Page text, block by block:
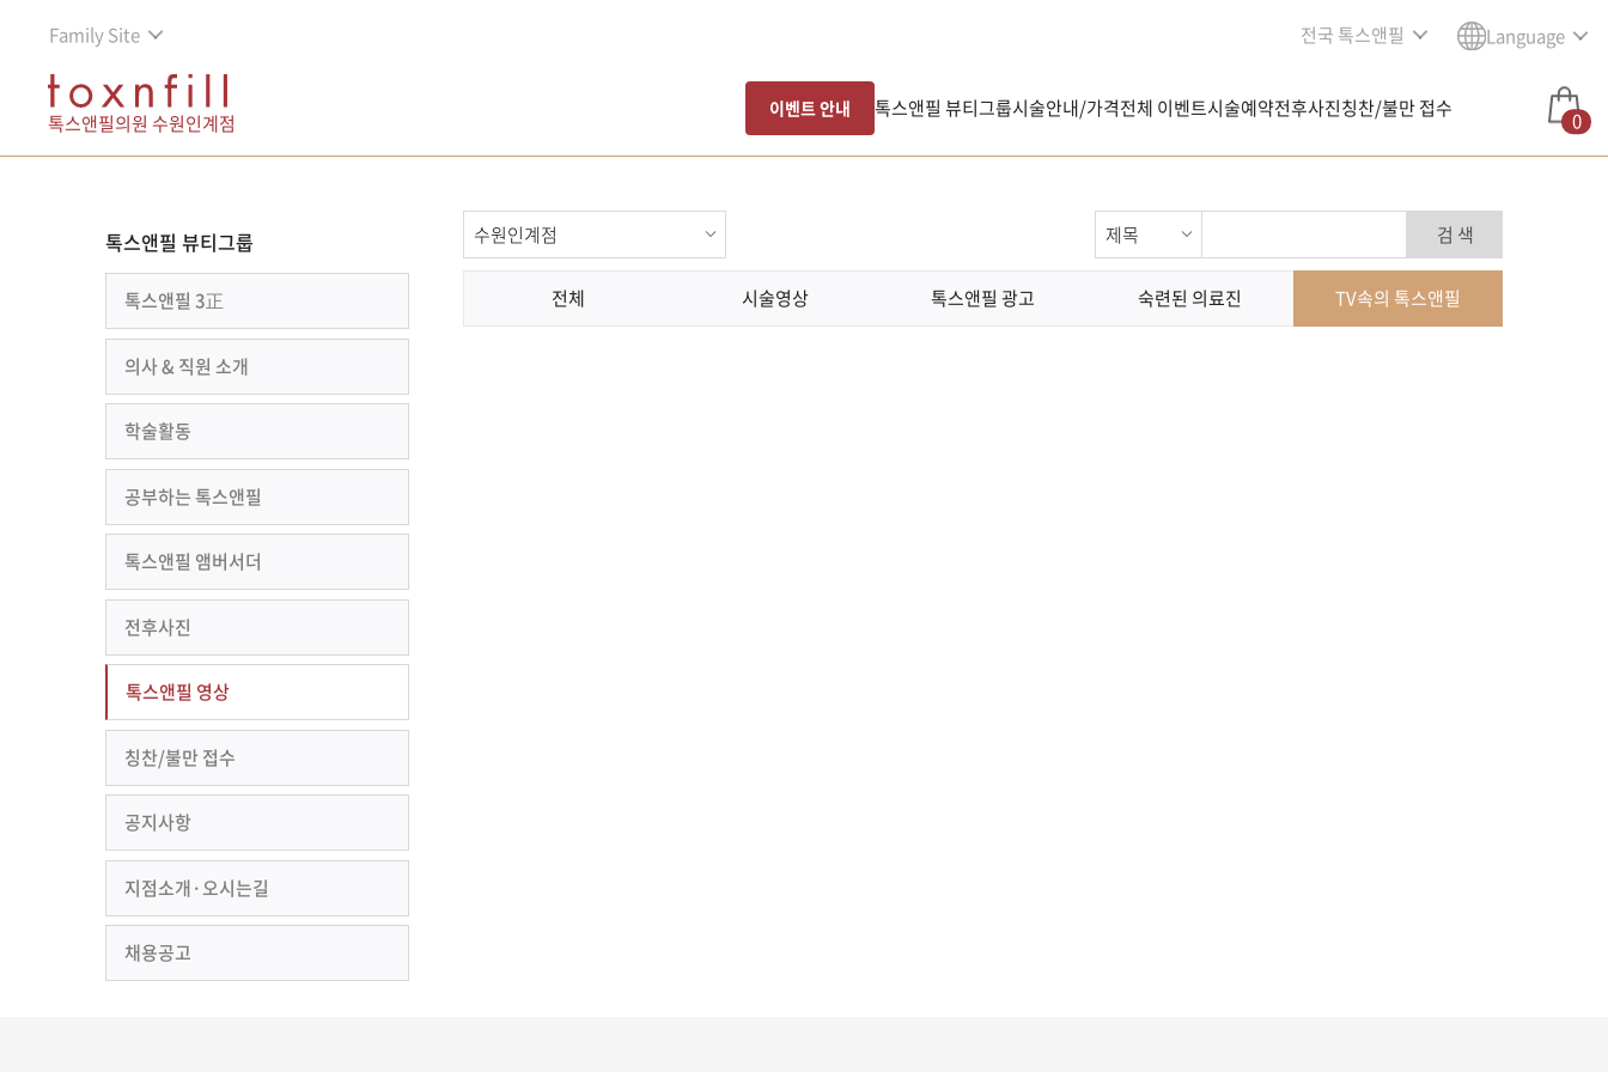
Family Site 전국 톡스앤필 Language
톡스앤필의원 수원인계점
이벤트 안내 톡스앤필 뷰티그룹시술안내/가격전체 이벤트시술예약전후사진칭찬/불만 접수 0
톡스앤필 뷰티그룹
톡스앤필 3正
의사 & 직원 소개
학술활동
공부하는 톡스앤필
톡스앤필 앰버서더
전후사진
톡스앤필 영상
칭찬/불만 접수
공지사항
지점소개·오시는길
채용공고
검 색
전체 시술영상 톡스앤필 광고 숙련된 의료진 TV속의 톡스앤필